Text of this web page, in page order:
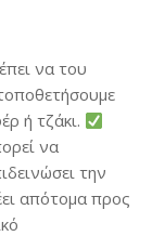
να του
ή τζάκι.
να
την
απότομα προς